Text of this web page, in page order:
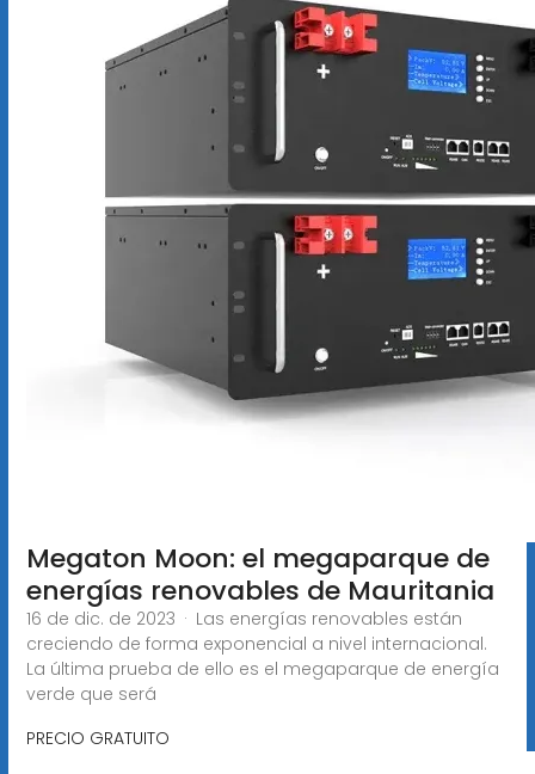
Megaton Moon: el megaparque de
energías renovables de Mauritania
16 de dic. de 2023 · Las energías renovables están
creciendo de forma exponencial a nivel internacional.
La última prueba de ello es el megaparque de energía
verde que será
PRECIO GRATUITO